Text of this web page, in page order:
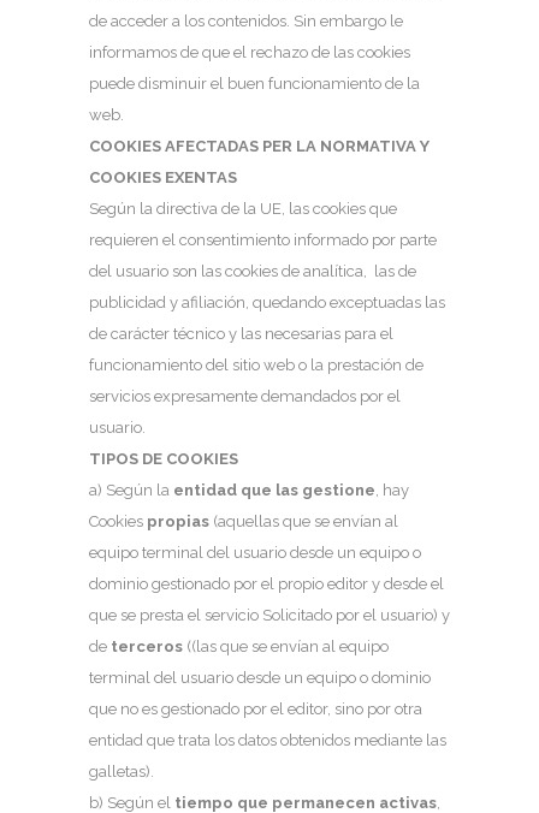
de acceder a los contenidos. Sin embargo le
informamos de que el rechazo de las cookies
puede disminuir el buen funcionamiento de la
web.
COOKIES AFECTADAS PER LA NORMATIVA Y
COOKIES EXENTAS
Según la directiva de la UE, las cookies que
requieren el consentimiento informado por parte
del usuario son las cookies de analítica, las de
publicidad y afiliación, quedando exceptuadas las
de carácter técnico y las necesarias para el
funcionamiento del sitio web o la prestación de
servicios expresamente demandados por el
usuario.
TIPOS DE COOKIES
a) Según la entidad que las gestione, hay
Cookies propias (aquellas que se envían al
equipo terminal del usuario desde un equipo o
dominio gestionado por el propio editor y desde el
que se presta el servicio Solicitado por el usuario) y
de terceros ((las que se envían al equipo
terminal del usuario desde un equipo o dominio
que no es gestionado por el editor, sino por otra
entidad que trata los datos obtenidos mediante las
galletas).
b) Según el tiempo que permanecen activas,